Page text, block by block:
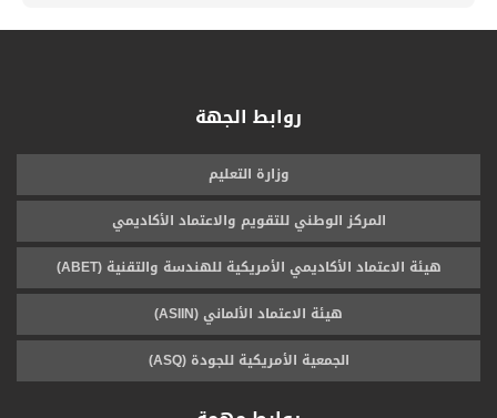
روابط الجهة
وزارة التعليم
المركز الوطني للتقويم والاعتماد الأكاديمي
هيئة الاعتماد الأكاديمي الأمريكية للهندسة والتقنية (ABET)
هيئة الاعتماد الألماني (ASIIN)
الجمعية الأمريكية للجودة (ASQ)